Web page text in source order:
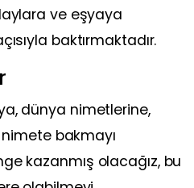
ve eşyaya
baktırmaktadır.
dünya nimetlerine,
bakmayı
kazanmış olacağız, bu